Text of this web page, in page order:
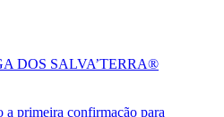
DOS SALVA’TERRA®
a primeira confirmação para